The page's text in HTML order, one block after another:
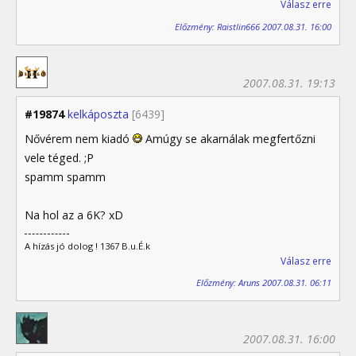
Válasz erre
Előzmény: Raistlin666 2007.08.31. 16:00
#19874 kelkáposzta [6439]
2007.08.31. 19:13
Nővérem nem kiadó
Amúgy se akarnálak megfertőzni
vele téged. ;P
spamm spamm
Na hol az a 6K? xD
A hízás jó dolog ! 1367 B.u.É.k
Válasz erre
Előzmény: Aruns 2007.08.31. 06:11
2007.08.31. 16:00